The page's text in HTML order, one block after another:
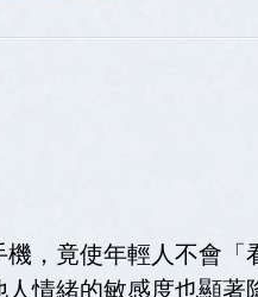
，竟使年輕人不會
情緒的敏感度也顯著